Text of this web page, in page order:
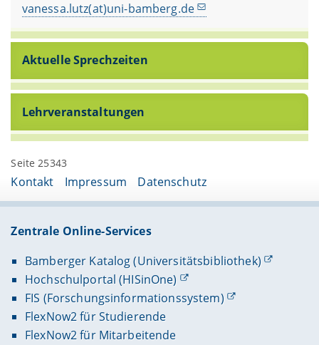
vanessa.lutz(at)uni-bamberg.de
Aktuelle Sprechzeiten
Lehrveranstaltungen
Seite 25343
Kontakt Impressum Datenschutz
Zentrale Online-Services
Bamberger Katalog (Universitätsbibliothek)
Hochschulportal (HISinOne)
FIS (Forschungsinformationssystem)
FlexNow2 für Studierende
FlexNow2 für Mitarbeitende